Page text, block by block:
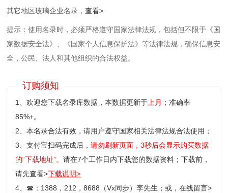
其它地区玻璃企业名录，查看>
提示：使用名录时，必须严格遵守国家法律法规，包括但不限于《国
家数据安全法》、《国家个人信息保护法》等‌法律法规，确保信息安
全，公民、法人和其他组织的合法权益。
订购须知
1、欢迎您下载名录库数据，本数据更新于 上月 ；准确率
85%+。
2、本名录合法有效，请用户遵守国家相关法律法规合法使用；
3、支付宝扫码完成后，请勿刷新页面，3秒后会显示购买数据
的“下载地址”。请在7个工作日内下载您的数据资料；下载前，
请先查看>下载说明>
4、 ☎ ：1388，212，8688（Vx同步）李先生；或，在线留言>